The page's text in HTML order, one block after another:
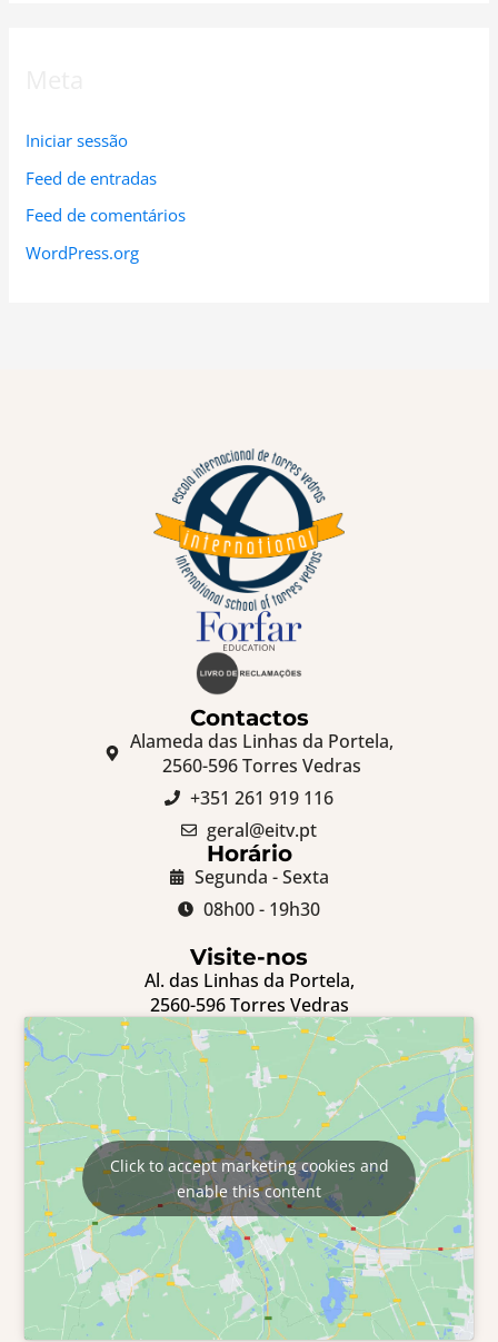
Iniciar sessão
Feed de entradas
Feed de comentários
WordPress.org
Contactos
Alameda das Linhas da Portela,
2560-596 Torres Vedras
+351 261 919 116
geral@eitv.pt
Horário
Segunda - Sexta
08h00 - 19h30
Visite-nos
Al. das Linhas da Portela,
2560-596 Torres Vedras
Click to accept marketing cookies and
enable this content